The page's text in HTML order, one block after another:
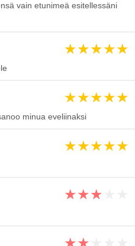
vain etunimeä esitellessäni
★★★★★
★★★★★
minua eveliinaksi
★★★★★
★★★
★★